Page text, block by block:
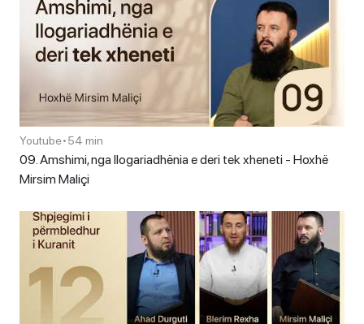
Youtube•54 min
09. Amshimi, nga llogariadhënia e deri tek xheneti - Hoxhë
Mirsim Maliçi